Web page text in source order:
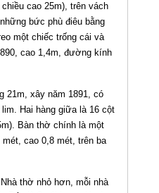
cao 25m), trên vách
bức phù điêu bằng
một chiếc trống cái và
cao 1,4m, đường kính
21m, xây năm 1891, có
Hai hàng giữa là 16 cột
Bàn thờ chính là một
cao 0,8 mét, trên ba
thờ nhỏ hơn, mỗi nhà